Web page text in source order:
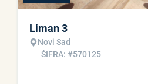
Liman 3
Novi Sad
ŠIFRA: #570125